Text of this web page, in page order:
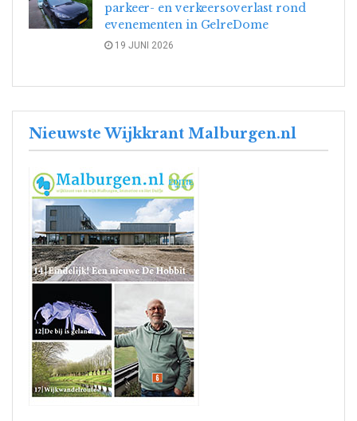
parkeer- en verkeersoverlast rond
evenementen in GelreDome
19 JUNI 2026
Nieuwste Wijkkrant Malburgen.nl